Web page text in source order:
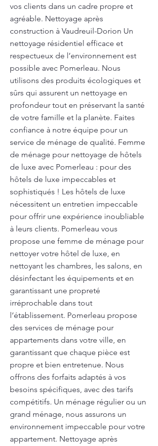
vos clients dans un cadre propre et
agréable. Nettoyage après
construction à Vaudreuil-Dorion Un
nettoyage résidentiel efficace et
respectueux de l’environnement est
possible avec Pomerleau. Nous
utilisons des produits écologiques et
sûrs qui assurent un nettoyage en
profondeur tout en préservant la santé
de votre famille et la planète. Faites
confiance à notre équipe pour un
service de ménage de qualité. Femme
de ménage pour nettoyage de hôtels
de luxe avec Pomerleau : pour des
hôtels de luxe impeccables et
sophistiqués ! Les hôtels de luxe
nécessitent un entretien impeccable
pour offrir une expérience inoubliable
à leurs clients. Pomerleau vous
propose une femme de ménage pour
nettoyer votre hôtel de luxe, en
nettoyant les chambres, les salons, en
désinfectant les équipements et en
garantissant une propreté
irréprochable dans tout
l’établissement. Pomerleau propose
des services de ménage pour
appartements dans votre ville, en
garantissant que chaque pièce est
propre et bien entretenue. Nous
offrons des forfaits adaptés à vos
besoins spécifiques, avec des tarifs
compétitifs. Un ménage régulier ou un
grand ménage, nous assurons un
environnement impeccable pour votre
appartement. Nettoyage après